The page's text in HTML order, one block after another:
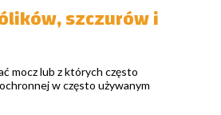
szczurów i
mocz lub z których często
w często używanym